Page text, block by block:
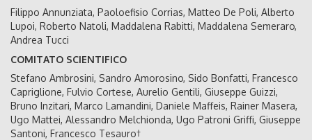
Filippo Annunziata, Paoloefisio Corrias, Matteo De Poli, Alberto
Lupoi, Roberto Natoli, Maddalena Rabitti, Maddalena Semeraro,
Andrea Tucci
COMITATO SCIENTIFICO
Stefano Ambrosini, Sandro Amorosino, Sido Bonfatti, Francesco
Capriglione, Fulvio Cortese, Aurelio Gentili, Giuseppe Guizzi,
Bruno Inzitari, Marco Lamandini, Daniele Maffeis, Rainer Masera,
Ugo Mattei, Alessandro Melchionda, Ugo Patroni Griffi, Giuseppe
Santoni, Francesco Tesauro†